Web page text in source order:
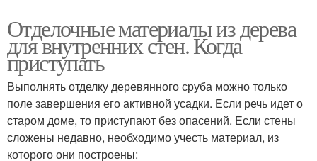
Отделочные материалы из дерева
для внутренних стен. Когда
приступать
Выполнять отделку деревянного сруба можно только
поле завершения его активной усадки. Если речь идет о
старом доме, то приступают без опасений. Если стены
сложены недавно, необходимо учесть материал, из
которого они построены: